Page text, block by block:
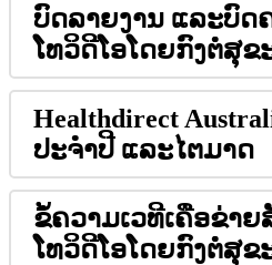
ບດລາຍງານ ແລະບດ
ໂທວດໂອໂດຍກງຕສຂ
Healthdirect
ປະຈປ ແລະໄຕມາດ
ຂຄວາມເວທເຄອຂາຍ
ໂທວດໂອໂດຍກງຕສຂ